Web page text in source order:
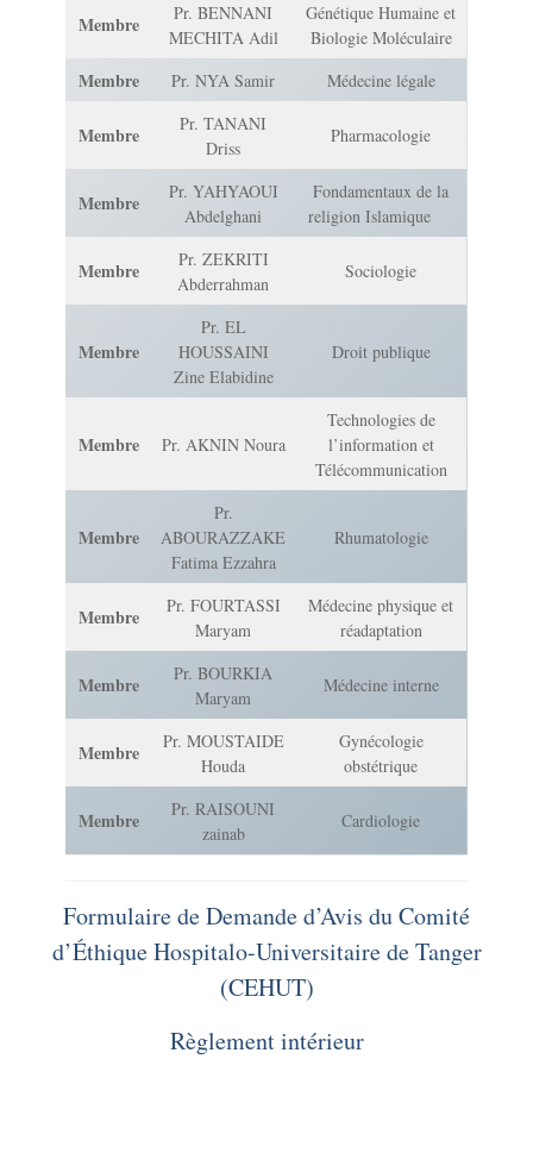
Membre
Pr. BENNANI
MECHITA Adil
Génétique Humaine et
Biologie Moléculaire
Membre Pr. NYA Samir Médecine légale
Membre
Pr. TANANI
Driss
Pharmacologie
Membre
Pr. YAHYAOUI
Abdelghani
Fondamentaux de la
religion Islamique
Membre
Pr. ZEKRITI
Abderrahman
Sociologie
Membre
Pr. EL
HOUSSAINI
Zine Elabidine
Droit publique
Membre Pr. AKNIN Noura
Technologies de
l’information et
Télécommunication
Membre
Pr.
ABOURAZZAKE
Fatima Ezzahra
Rhumatologie
Membre
Pr. FOURTASSI
Maryam
Médecine physique et
réadaptation
Membre
Pr. BOURKIA
Maryam
Médecine interne
Membre
Pr. MOUSTAIDE
Houda
Gynécologie
obstétrique
Membre
Pr. RAISOUNI
zainab
Cardiologie
Formulaire de Demande d’Avis du Comité
d’Éthique Hospitalo-Universitaire de Tanger
(CEHUT)
Règlement intérieur